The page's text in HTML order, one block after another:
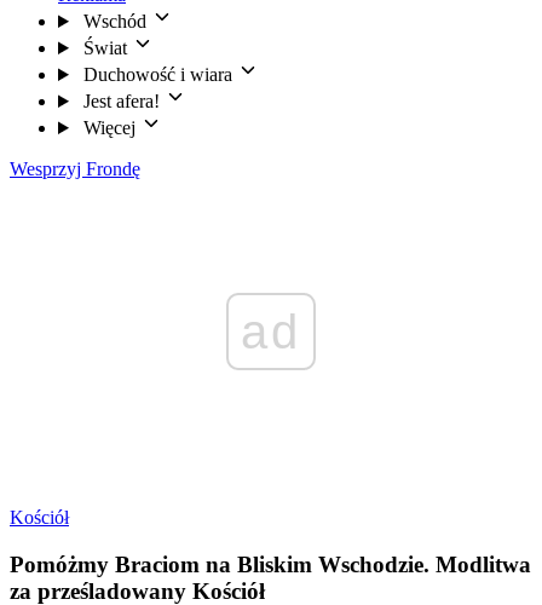
Wschód
Świat
Duchowość i wiara
Jest afera!
Więcej
Wesprzyj Frondę
ad
Kościół
Pomóżmy Braciom na Bliskim Wschodzie. Modlitwa
za prześladowany Kościół